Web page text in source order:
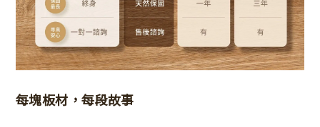
每塊板材，每段故事